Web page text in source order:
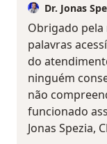
Dr. Jonas
Obrigado pela
palavras
do
ninguém
não
funcionado
Jonas Spezia,